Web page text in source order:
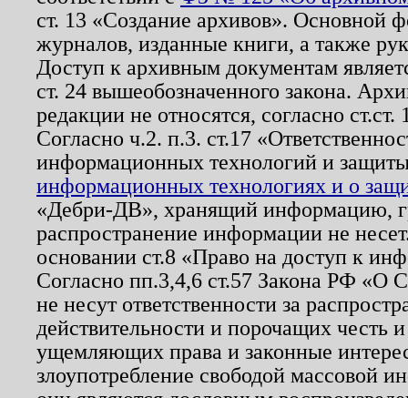
ст. 13 «Создание архивов». Основной
журналов, изданные книги, а также
Доступ к архивным документам
ст. 24 вышеобозначенного закона.
редакции не относятся, согласно
Согласно ч.2. п.3. ст.17
информационных технологий и
информационных технологиях и о
«Дебри-ДВ», хранящий информацию,
распространение информации не
основании ст.8 «Право на доступ к
Согласно пп.3,4,6 ст.57 Закона РФ «О
не несут ответственности за
действительности и порочащих честь
ущемляющих права и законные
злоупотребление свободой массовой